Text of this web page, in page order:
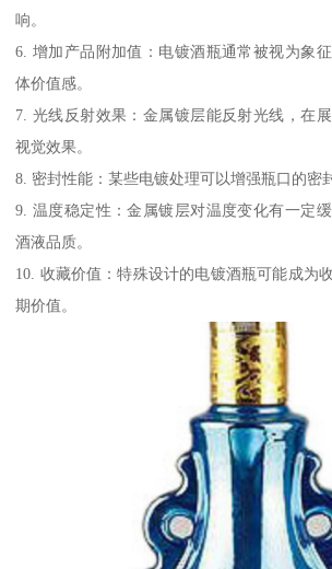
响。
6. 增加产品附加值：电镀酒瓶通常被视为象
体价值感。
7. 光线反射效果：金属镀层能反射光线，在
视觉效果。
8. 密封性能：某些电镀处理可以增强瓶口的密
9. 温度稳定性：金属镀层对温度变化有一定
酒液品质。
10. 收藏价值：特殊设计的电镀酒瓶可能成为
期价值。